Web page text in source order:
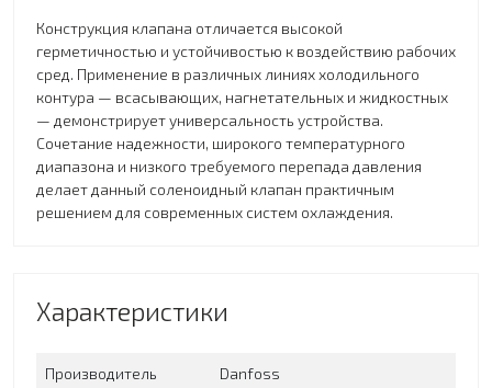
Конструкция клапана отличается высокой
герметичностью и устойчивостью к воздействию рабочих
сред. Применение в различных линиях холодильного
контура — всасывающих, нагнетательных и жидкостных
— демонстрирует универсальность устройства.
Сочетание надежности, широкого температурного
диапазона и низкого требуемого перепада давления
делает данный соленоидный клапан практичным
решением для современных систем охлаждения.
Характеристики
Производитель Danfoss